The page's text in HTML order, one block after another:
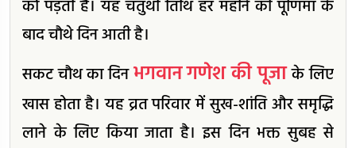
को पड़ती है। यह चतुर्थी तिथि हर महीने की पूर्णिमा के
बाद चौथे दिन आती है।
सकट चौथ का दिनभगवान गणेश की पूजाके लिए
खास होता है। यह व्रत परिवार में सुख-शांति और समृद्धि
लाने के लिए किया जाता है। इस दिन भक्त सुबह से